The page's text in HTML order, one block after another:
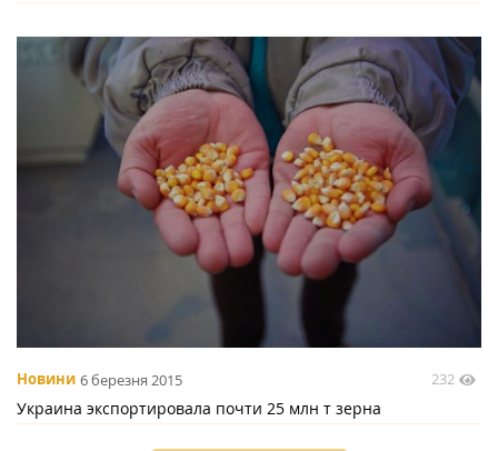
Новини 6 березня 2015 232
Украина экспортировала почти 25 млн т зерна